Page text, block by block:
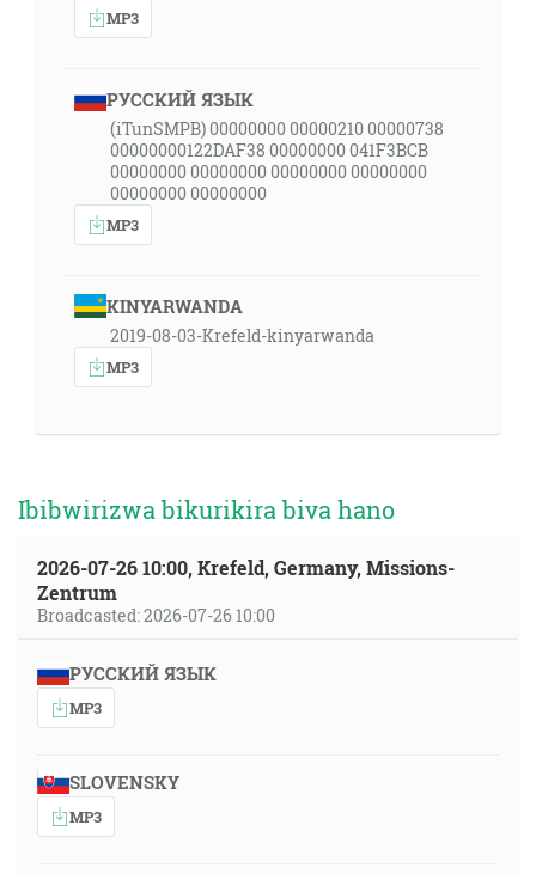
MP3
РУССКИЙ ЯЗЫК
(iTunSMPB) 00000000 00000210 00000738
00000000122DAF38 00000000 041F3BCB
00000000 00000000 00000000 00000000
00000000 00000000
MP3
KINYARWANDA
2019-08-03-Krefeld-kinyarwanda
MP3
Ibibwirizwa bikurikira biva hano
2026-07-26 10:00, Krefeld, Germany, Missions-
Zentrum
Broadcasted: 2026-07-26 10:00
РУССКИЙ ЯЗЫК
MP3
SLOVENSKY
MP3